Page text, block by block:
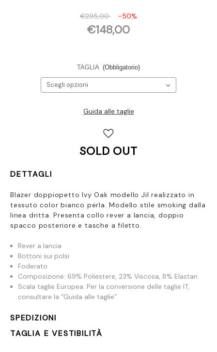
€295,00 -50%
€148,00
TAGLIA (Obbligatorio)
Guida alle taglie
SOLD OUT
DETTAGLI
Blazer doppiopetto Ivy Oak modello Jil realizzato in
tessuto color bianco perla. Modello stile smoking dalla
linea dritta. Presenta collo rever a lancia, doppio
spacco posteriore e tasche a filetto.
Rever a lancia
Bottoni sui polsi
Foderato
Composizione: 69% Poliestere, 23% Viscosa, 8% Elastan
Scala taglie Europea. Per la conversione delle taglie IT,
consultare la “Guida alle taglie”
SPEDIZIONI
TAGLIA E VESTIBILITÀ